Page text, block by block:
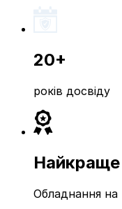
20+
років досвіду
Найкраще
Обладнання на